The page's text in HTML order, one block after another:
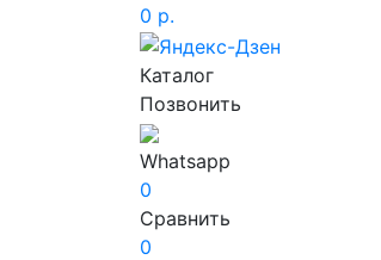
0 р.
Каталог
Позвонить
Whatsapp
0
Сравнить
0